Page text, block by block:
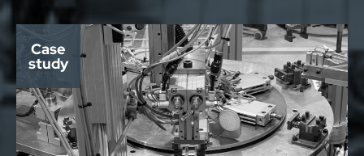
Case
study